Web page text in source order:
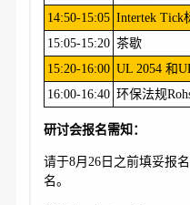
14:50-15:05 Intertek Tick
15:05-15:20 茶歇
15:20-16:00 UL 2054 和
16:00-16:40 环保法规
研讨会报名需知：
请于8月26日之前填妥报
名。